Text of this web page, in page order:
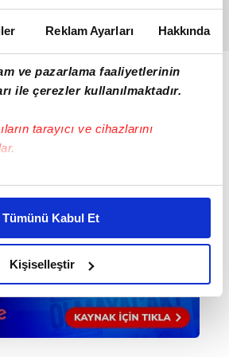
Reklam Ayarları Hakkında
ve pazarlama faaliyetlerinin
ile çerezler kullanılmaktadır.
tarayıcı ve cihazlarını
halinde sizlere özel
yaşatabiliriz. Bunu yaparken
iyi bir reklam deneyimi sunmak
iyi içerikleri sunabilmek adına
gösterdiğimizi ve bu noktada,
karşılamak noktasında tek gelir
sizlere hatırlatmak isteriz.
Tümünü Kabul Et
Kişiselleştir